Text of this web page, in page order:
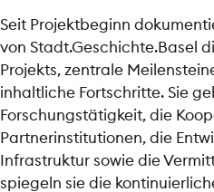
Seit Projektbeginn
von Stadt.Geschichte.Basel
Projekts, zentrale
inhaltliche Fortschritte. Sie
Forschungstätigkeit, die
Partnerinstitutionen, die
Infrastruktur sowie die
spiegeln sie die